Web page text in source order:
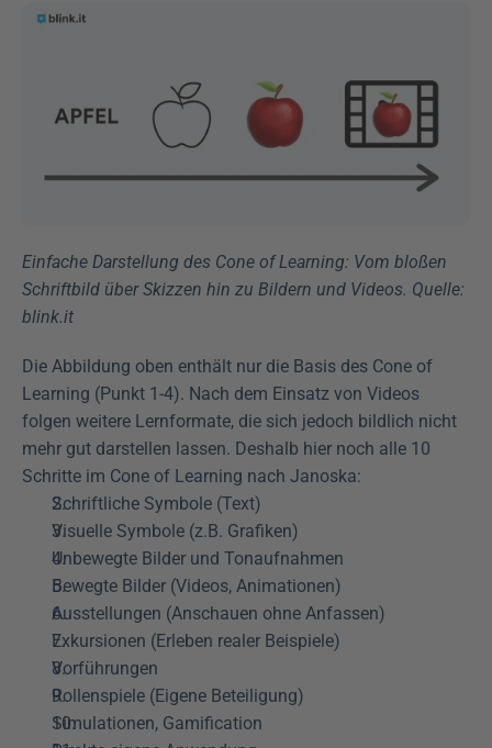
Einfache Darstellung des Cone of Learning: Vom bloßen
Schriftbild über Skizzen hin zu Bildern und Videos. Quelle:
blink.it
Die Abbildung oben enthält nur die Basis des Cone of
Learning (Punkt 1-4). Nach dem Einsatz von Videos
folgen weitere Lernformate, die sich jedoch bildlich nicht
mehr gut darstellen lassen. Deshalb hier noch alle 10
Schritte im Cone of Learning nach Janoska:
Schriftliche Symbole (Text)
Visuelle Symbole (z.B. Grafiken)
Unbewegte Bilder und Tonaufnahmen
Bewegte Bilder (Videos, Animationen)
Ausstellungen (Anschauen ohne Anfassen)
Exkursionen (Erleben realer Beispiele)
Vorführungen
Rollenspiele (Eigene Beteiligung)
Simulationen, Gamification